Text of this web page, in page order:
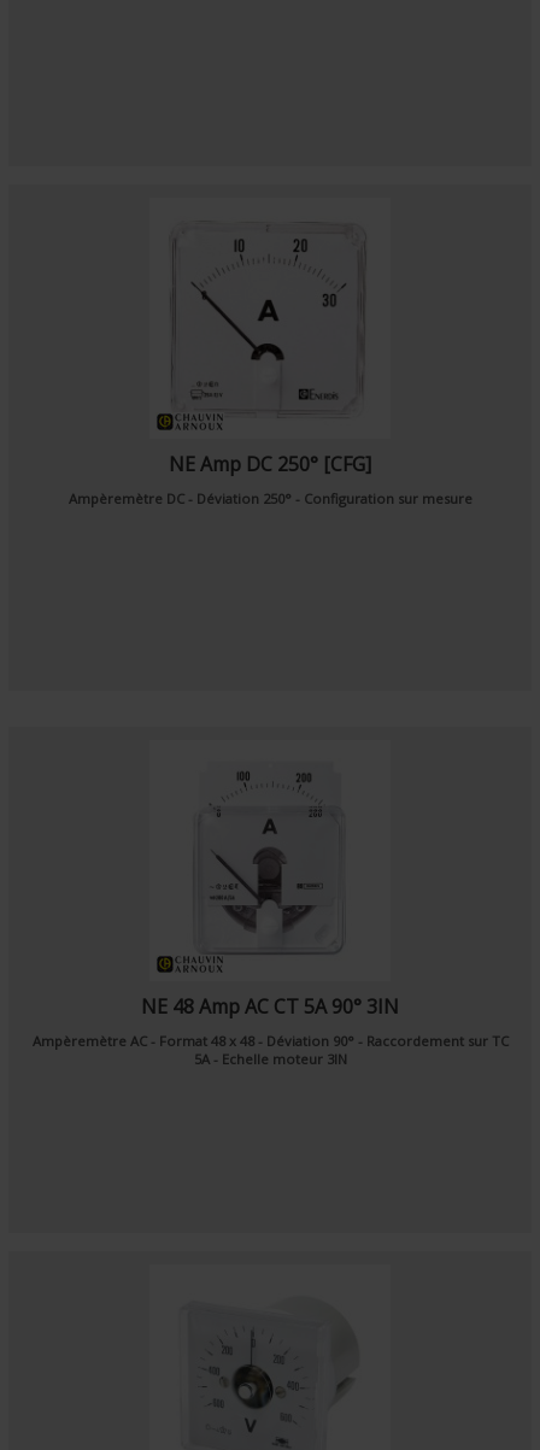
NE Amp DC 250° [CFG]
Ampèremètre DC - Déviation 250° - Configuration sur mesure
NE 48 Amp AC CT 5A 90° 3IN
Ampèremètre AC - Format 48 x 48 - Déviation 90° - Raccordement sur TC
5A - Echelle moteur 3IN